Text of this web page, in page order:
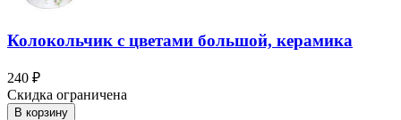
Колокольчик с цветами большой, керамика
240 ₽
Скидка ограничена
В корзину